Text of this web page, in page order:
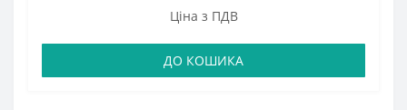
Ціна з ПДВ
ДО КОШИКА